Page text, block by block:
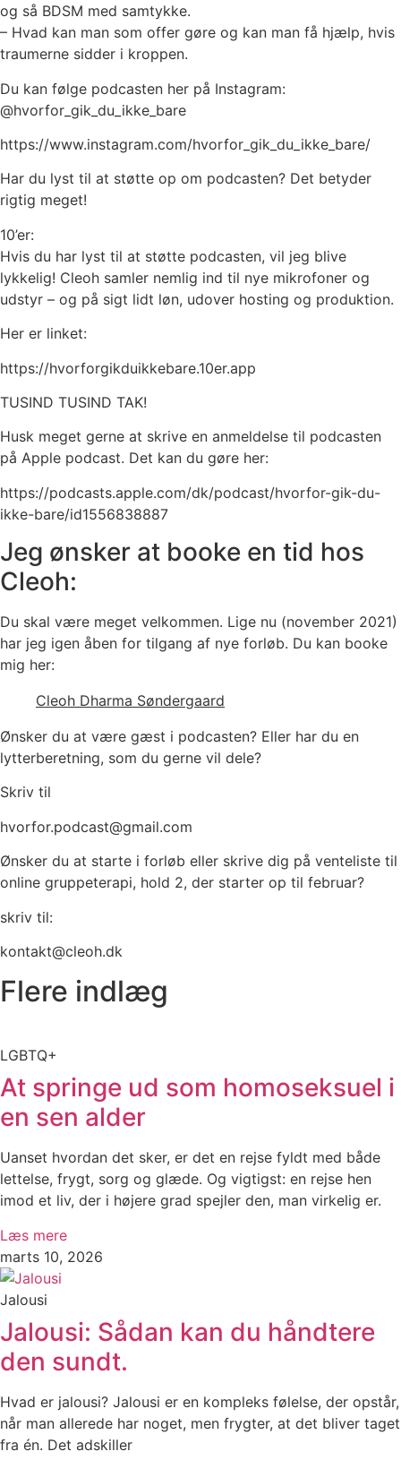
og så BDSM med samtykke.
– Hvad kan man som offer gøre og kan man få hjælp, hvis
traumerne sidder i kroppen.
Du kan følge podcasten her på Instagram:
@hvorfor_gik_du_ikke_bare
https://www.instagram.com/hvorfor_gik_du_ikke_bare/
Har du lyst til at støtte op om podcasten? Det betyder
rigtig meget!
10’er:
Hvis du har lyst til at støtte podcasten, vil jeg blive
lykkelig! Cleoh samler nemlig ind til nye mikrofoner og
udstyr – og på sigt lidt løn, udover hosting og produktion.
Her er linket:
https://hvorforgikduikkebare.10er.app
TUSIND TUSIND TAK!
Husk meget gerne at skrive en anmeldelse til podcasten
på Apple podcast. Det kan du gøre her:
https://podcasts.apple.com/dk/podcast/hvorfor-gik-du-
ikke-bare/id1556838887
Jeg ønsker at booke en tid hos
Cleoh:
Du skal være meget velkommen. Lige nu (november 2021)
har jeg igen åben for tilgang af nye forløb. Du kan booke
mig her:
Cleoh Dharma Søndergaard
Ønsker du at være gæst i podcasten? Eller har du en
lytterberetning, som du gerne vil dele?
Skriv til
hvorfor.podcast@gmail.com
Ønsker du at starte i forløb eller skrive dig på venteliste til
online gruppeterapi, hold 2, der starter op til februar?
skriv til:
kontakt@cleoh.dk
Flere indlæg
LGBTQ+
At springe ud som homoseksuel i
en sen alder
Uanset hvordan det sker, er det en rejse fyldt med både
lettelse, frygt, sorg og glæde. Og vigtigst: en rejse hen
imod et liv, der i højere grad spejler den, man virkelig er.
Læs mere
marts 10, 2026
Jalousi
Jalousi: Sådan kan du håndtere
den sundt.
Hvad er jalousi? Jalousi er en kompleks følelse, der opstår,
når man allerede har noget, men frygter, at det bliver taget
fra én. Det adskiller